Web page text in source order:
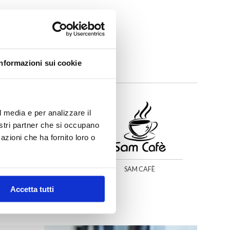
sui cookie
e per analizzare il
partner che si occupano
che ha fornito loro o
Accetta tutti
SAM CAFÈ